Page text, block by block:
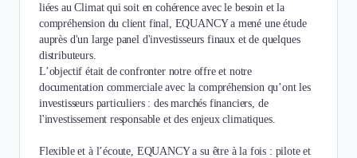
liées au Climat qui soit en cohérence avec le besoin et la
compréhension du client final, EQUANCY a mené une étude
auprès d'un large panel d'investisseurs finaux et de quelques
distributeurs.
L’objectif était de confronter notre offre et notre
documentation commerciale avec la compréhension qu’ont les
investisseurs particuliers : des marchés financiers, de
l'investissement responsable et des enjeux climatiques.
Flexible et à l’écoute, EQUANCY a su être à la fois : pilote et